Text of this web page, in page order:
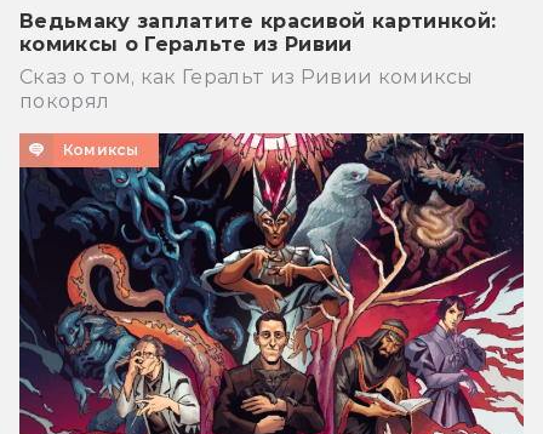
Ведьмаку заплатите красивой картинкой:
комиксы о Геральте из Ривии
Сказ о том, как Геральт из Ривии комиксы
покорял
Комиксы